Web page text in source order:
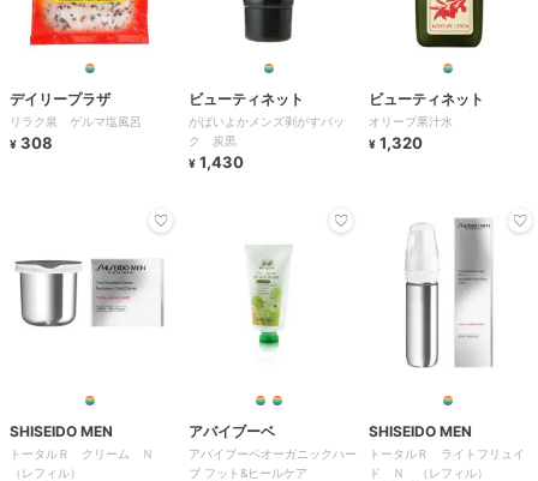
デイリープラザ
リラク泉 ゲルマ塩風呂
¥ 308
ビューティネット
がばいよかメンズ剥がすパッ
ク 炭黒
¥ 1,430
ビューティネット
オリーブ果汁水
¥ 1,320
SHISEIDO MEN
トータルＲ クリーム Ｎ
（レフィル）
アバイブーベ
アバイブーベオーガニックハー
ブ フット&ヒールケア
SHISEIDO MEN
トータルＲ ライトフリュイ
ド Ｎ （レフィル）